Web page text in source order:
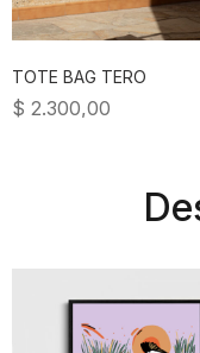
TOTE BAG TERO
$ 2.300,00